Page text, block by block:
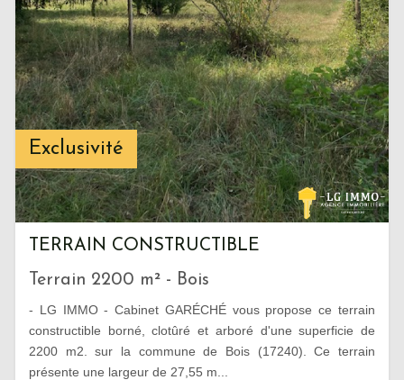
Exclusivité
TERRAIN CONSTRUCTIBLE
Terrain 2200 m² - Bois
- LG IMMO - Cabinet GARÉCHÉ vous propose ce terrain
constructible borné, clotûré et arboré d'une superficie de
2200 m2. sur la commune de Bois (17240). Ce terrain
présente une largeur de 27,55 m...